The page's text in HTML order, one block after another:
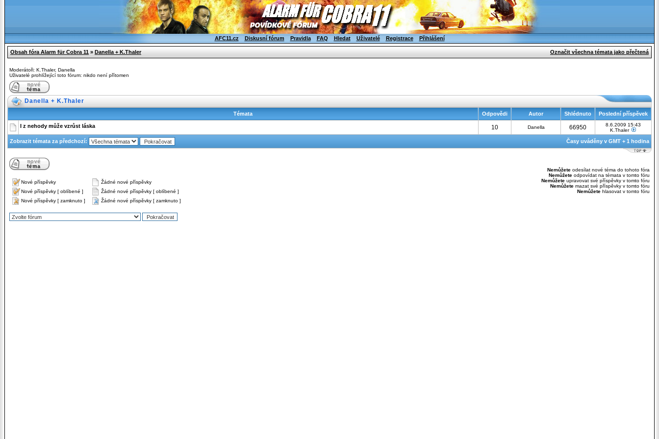
AFC11.cz Diskusní fórum Pravidla FAQ Hledat Uživatelé Registrace Přihlášení
Obsah fóra Alarm für Cobra 11 » Danella + K.Thaler Označit všechna témata jako přečtená
Moderátoři: K.Thaler, Danella
Uživatelé prohlížející toto fórum: nikdo není přítomen
Danella + K.Thaler
Témata Odpovědi Autor Shlédnuto Poslední příspěvek
I z nehody může vzrůst láska 10 Danella 66950
8.6.2009 15:43
K.Thaler
Zobrazit témata za předchozí: Časy uváděny v GMT + 1 hodina
Nové příspěvky
Žádné nové příspěvky
Nové příspěvky [ oblíbené ]
Žádné nové příspěvky [ oblíbené ]
Nové příspěvky [ zamknuto ]
Žádné nové příspěvky [ zamknuto ]
Nemůžete odesílat nové téma do tohoto fóra
Nemůžete odpovídat na témata v tomto fóru
Nemůžete upravovat své příspěvky v tomto fóru
Nemůžete mazat své příspěvky v tomto fóru
Nemůžete hlasovat v tomto fóru